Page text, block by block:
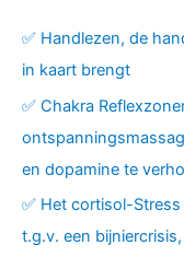
✅ Handlezen, de
in kaart brengt
✅ Chakra
en dopamine te
✅ Het cortisol-
t.g.v. een